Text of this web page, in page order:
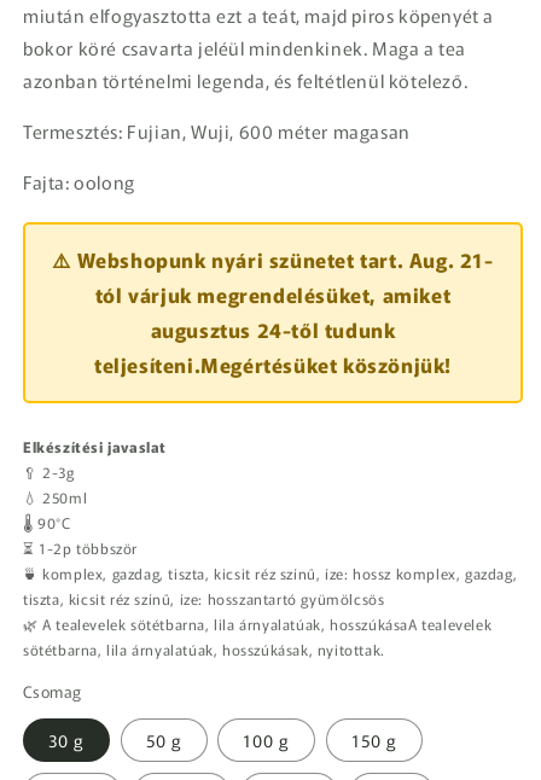
miután elfogyasztotta ezt a teát, majd piros köpenyét a
bokor köré csavarta jeléül mindenkinek. Maga a tea
azonban történelmi legenda, és feltétlenül kötelező.
Termesztés: Fujian, Wuji, 600 méter magasan
Fajta: oolong
⚠️ Webshopunk nyári szünetet tart. Aug. 21-
tól várjuk megrendelésüket, amiket
augusztus 24-től tudunk
teljesíteni.Megértésüket köszönjük!
Elkészítési javaslat
🥄 2-3g
💧 250ml
🌡️ 90°C
⏳ 1-2p többször
🍵 komplex, gazdag, tiszta, kicsit réz színű, íze: hossz komplex, gazdag,
tiszta, kicsit réz színű, íze: hosszantartó gyümölcsös
🌿 A tealevelek sötétbarna, lila árnyalatúak, hosszúkásaA tealevelek
sötétbarna, lila árnyalatúak, hosszúkásak, nyitottak.
Csomag
30 g 50 g 100 g 150 g